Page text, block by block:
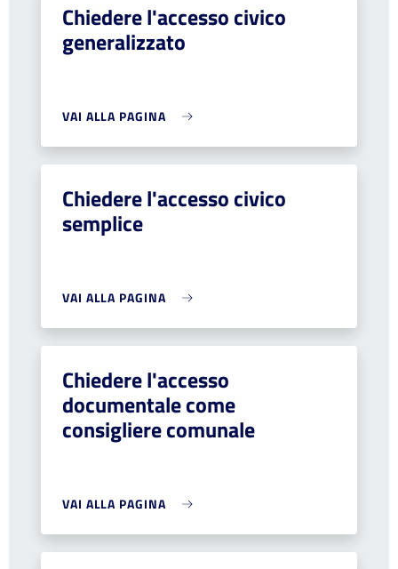
Chiedere l'accesso civico
generalizzato
VAI ALLA PAGINA
Chiedere l'accesso civico
semplice
VAI ALLA PAGINA
Chiedere l'accesso
documentale come
consigliere comunale
VAI ALLA PAGINA